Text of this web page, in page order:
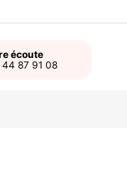
écoute
44 87 91 08